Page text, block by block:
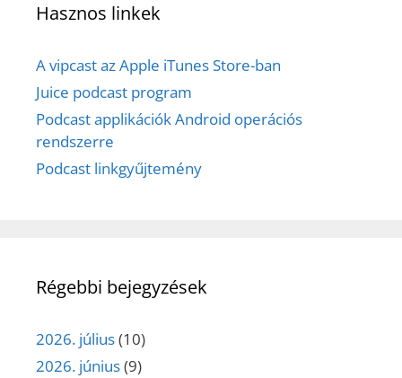
Hasznos linkek
A vipcast az Apple iTunes Store-ban
Juice podcast program
Podcast applikációk Android operációs
rendszerre
Podcast linkgyűjtemény
Régebbi bejegyzések
2026. július(10)
2026. június(9)